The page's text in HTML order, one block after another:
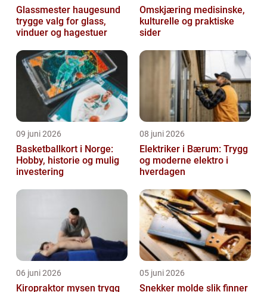
Glassmester haugesund
trygge valg for glass,
vinduer og hagestuer
Omskjæring medisinske,
kulturelle og praktiske
sider
09 juni 2026
Basketballkort i Norge:
Hobby, historie og mulig
investering
08 juni 2026
Elektriker i Bærum: Trygg
og moderne elektro i
hverdagen
06 juni 2026
Kiropraktor mysen trygg
05 juni 2026
Snekker molde slik finner